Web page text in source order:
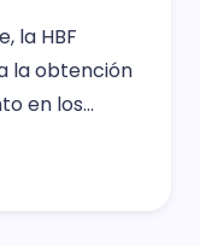
la HBF
la obtención
en los